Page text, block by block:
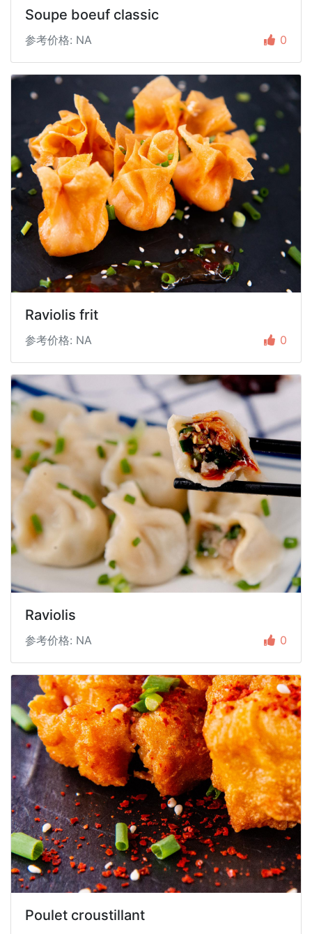
Soupe boeuf classic
参考价格: NA 0
Raviolis frit
参考价格: NA 0
Raviolis
参考价格: NA 0
Poulet croustillant